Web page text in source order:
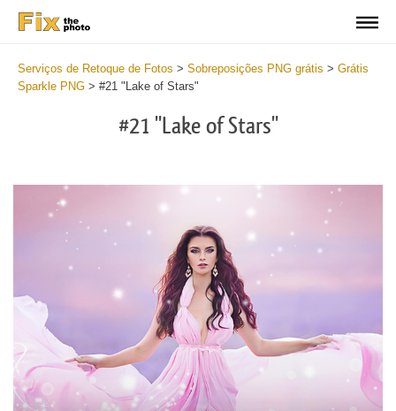
Serviços de Retoque de Fotos > Sobreposições PNG grátis > Grátis
Sparkle PNG > #21 "Lake of Stars"
#21 "Lake of Stars"